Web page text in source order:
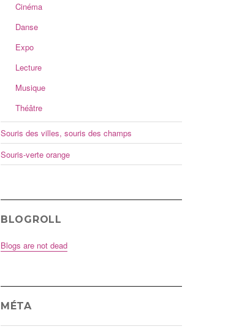
Cinéma
Danse
Expo
Lecture
Musique
Théâtre
Souris des villes, souris des champs
Souris-verte orange
BLOGROLL
Blogs are not dead
MÉTA